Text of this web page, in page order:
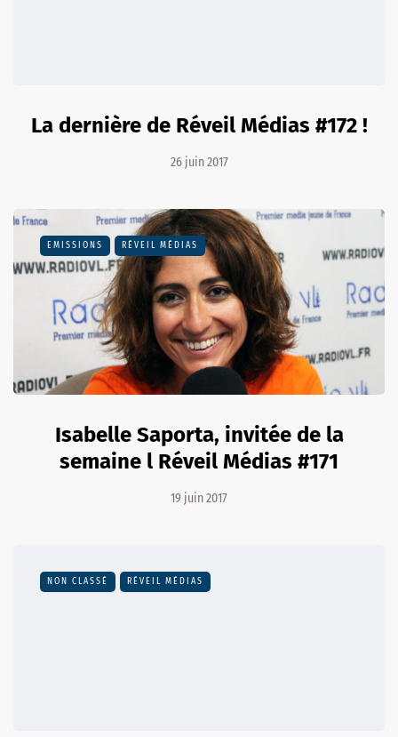
La dernière de Réveil Médias #172 !
26 juin 2017
EMISSIONS RÉVEIL MÉDIAS
Isabelle Saporta, invitée de la
semaine l Réveil Médias #171
19 juin 2017
NON CLASSÉ RÉVEIL MÉDIAS